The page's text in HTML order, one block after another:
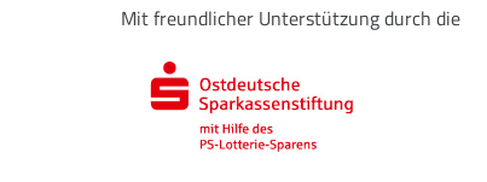
Mit freundlicher Unterstützung durch die